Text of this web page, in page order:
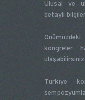
Ulusal ve
detaylı
Önümüzdeki
kongreler
Türkiye